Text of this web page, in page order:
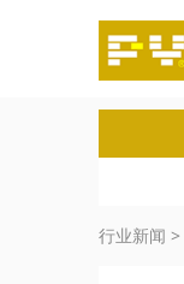
行业新闻 >